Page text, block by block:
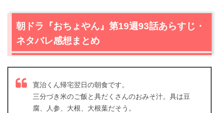
朝ドラ『おちょやん』第19週93話あらすじ・
ネタバレ感想まとめ
寛治くん帰宅翌日の朝食です。
三分づき米のご飯と具だくさんのおみそ汁。具は豆
腐、人参、大根、大根葉だそう。